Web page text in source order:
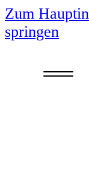
Zum
springen